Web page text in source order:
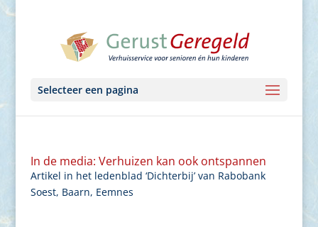
Selecteer een pagina
In de media: Verhuizen kan ook ontspannen
Artikel in het ledenblad ‘Dichterbij’ van Rabobank
Soest, Baarn, Eemnes